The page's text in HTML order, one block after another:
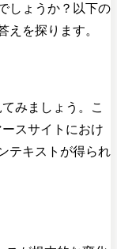
しょうか？以下の
えを探ります。
みましょう。こ
スサイトにおけ
テキストが得られ